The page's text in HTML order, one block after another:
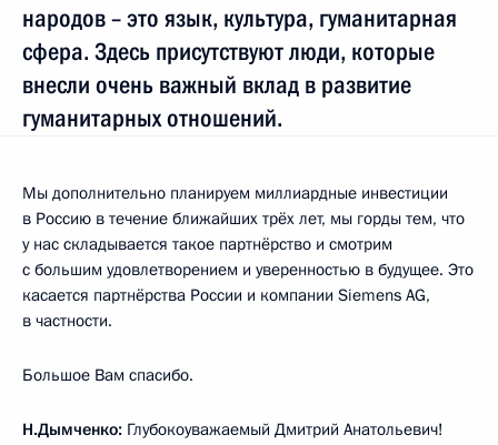
народов – это язык, культура, гуманитарная
сфера. Здесь присутствуют люди, которые
внесли очень важный вклад в развитие
гуманитарных отношений.
Мы дополнительно планируем миллиардные инвестиции
в Россию в течение ближайших трёх лет, мы горды тем, что
у нас складывается такое партнёрство и смотрим
с большим удовлетворением и уверенностью в будущее. Это
касается партнёрства России и компании Siemens AG,
в частности.
Большое Вам спасибо.
Н.Дымченко: Глубокоуважаемый Дмитрий Анатольевич!